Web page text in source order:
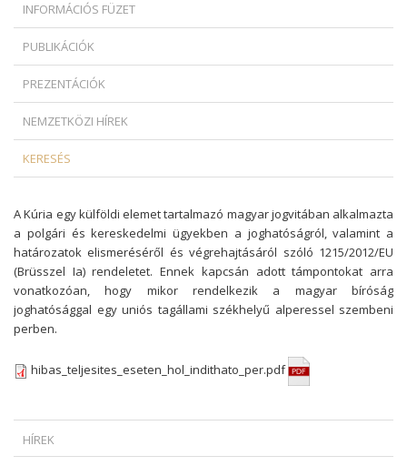
INFORMÁCIÓS FÜZET
PUBLIKÁCIÓK
PREZENTÁCIÓK
NEMZETKÖZI HÍREK
KERESÉS
A Kúria egy külföldi elemet tartalmazó magyar jogvitában alkalmazta
a polgári és kereskedelmi ügyekben a joghatóságról, valamint a
határozatok elismeréséről és végrehajtásáról szóló 1215/2012/EU
(Brüsszel Ia) rendeletet. Ennek kapcsán adott támpontokat arra
vonatkozóan, hogy mikor rendelkezik a magyar bíróság
joghatósággal egy uniós tagállami székhelyű alperessel szembeni
perben.
hibas_teljesites_eseten_hol_indithato_per.pdf
HÍREK